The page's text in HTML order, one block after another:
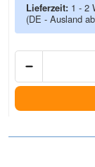
Lieferzeit: 1 - 2
(DE - Ausland